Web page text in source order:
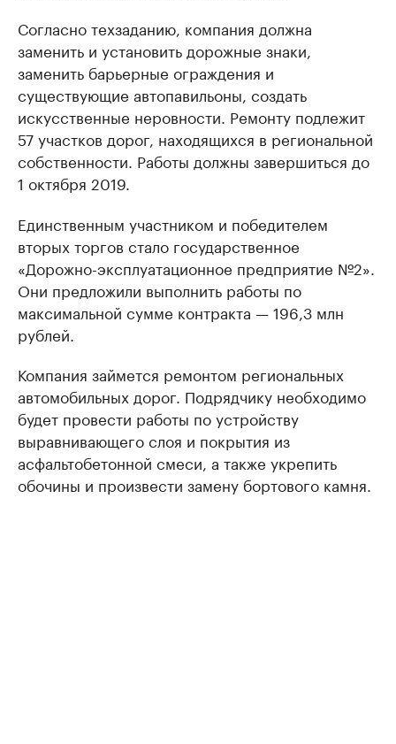
Согласно техзаданию, компания должна
заменить и установить дорожные знаки,
заменить барьерные ограждения и
существующие автопавильоны, создать
искусственные неровности. Ремонту подлежит
57 участков дорог, находящихся в региональной
собственности. Работы должны завершиться до
1 октября 2019.
Единственным участником и победителем
вторых торгов стало государственное
«Дорожно-эксплуатационное предприятие №2».
Они предложили выполнить работы по
максимальной сумме контракта — 196,3 млн
рублей.
Компания займется ремонтом региональных
автомобильных дорог. Подрядчику необходимо
будет провести работы по устройству
выравнивающего слоя и покрытия из
асфальтобетонной смеси, а также укрепить
обочины и произвести замену бортового камня.